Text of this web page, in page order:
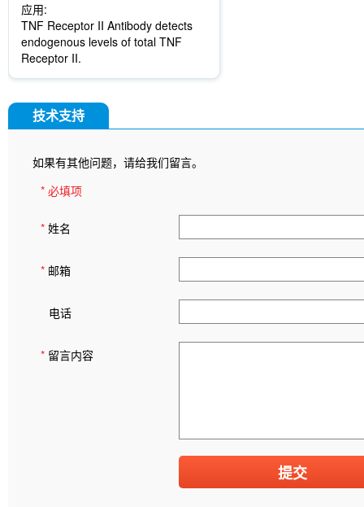
应用:
TNF Receptor II Antibody detects
endogenous levels of total TNF
Receptor II.
技术支持
如果有其他问题，请给我们留言。
* 必填项
* 姓名
* 邮箱
电话
* 留言内容